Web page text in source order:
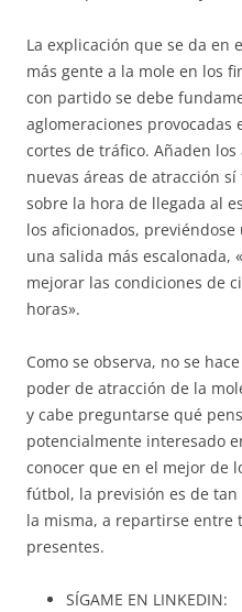
La explicación que se da
más gente a la mole en los
con partido se debe
aglomeraciones provocadas
cortes de tráfico. Añaden
nuevas áreas de atracción
sobre la hora de llegada al
los aficionados,
una salida más escalonada,
mejorar las condiciones de
horas».
Como se observa, no se
poder de atracción de la
y cabe preguntarse qué
potencialmente interesado
conocer que en el mejor de
fútbol, la previsión es de tan
la misma, a repartirse entre
presentes.
SÍGAME EN LINKEDIN: